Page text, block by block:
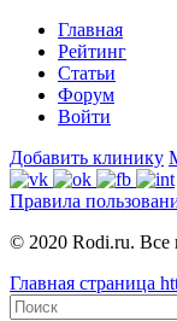
Главная
Рейтинг
Статьи
Форум
Войти
Добавить клинику
Правила
© 2020 Rodi.ru. Все
Главная страница